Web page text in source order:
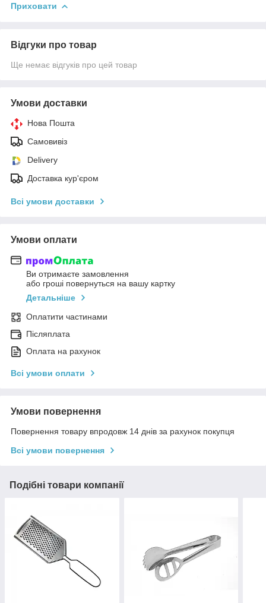
Приховати
Відгуки про товар
Ще немає відгуків про цей товар
Умови доставки
Нова Пошта
Самовивіз
Delivery
Доставка кур'єром
Всі умови доставки
Умови оплати
Ви отримаєте замовлення
або гроші повернуться на вашу картку
Детальніше
Оплатити частинами
Післяплата
Оплата на рахунок
Всі умови оплати
Умови повернення
Повернення товару впродовж 14 днів за рахунок покупця
Всі умови повернення
Подібні товари компанії